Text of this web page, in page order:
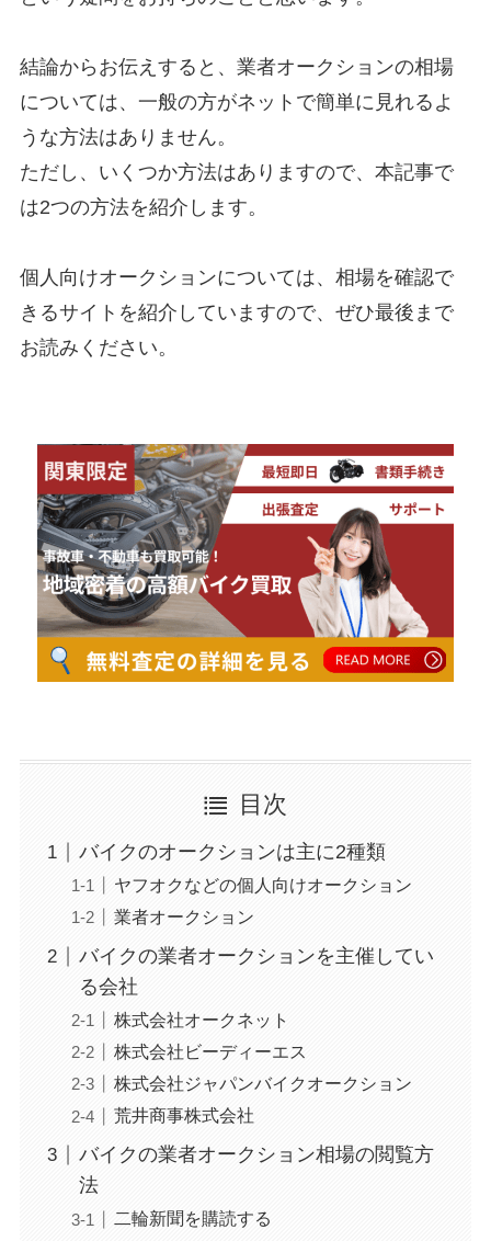
結論からお伝えすると、業者オークションの相場
については、一般の方がネットで簡単に見れるよ
うな方法はありません。
ただし、いくつか方法はありますので、本記事で
は2つの方法を紹介します。
個人向けオークションについては、相場を確認で
きるサイトを紹介していますので、ぜひ最後まで
お読みください。
目次
バイクのオークションは主に2種類
ヤフオクなどの個人向けオークション
業者オークション
バイクの業者オークションを主催してい
る会社
株式会社オークネット
株式会社ビーディーエス
株式会社ジャパンバイクオークション
荒井商事株式会社
バイクの業者オークション相場の閲覧方
法
二輪新聞を購読する